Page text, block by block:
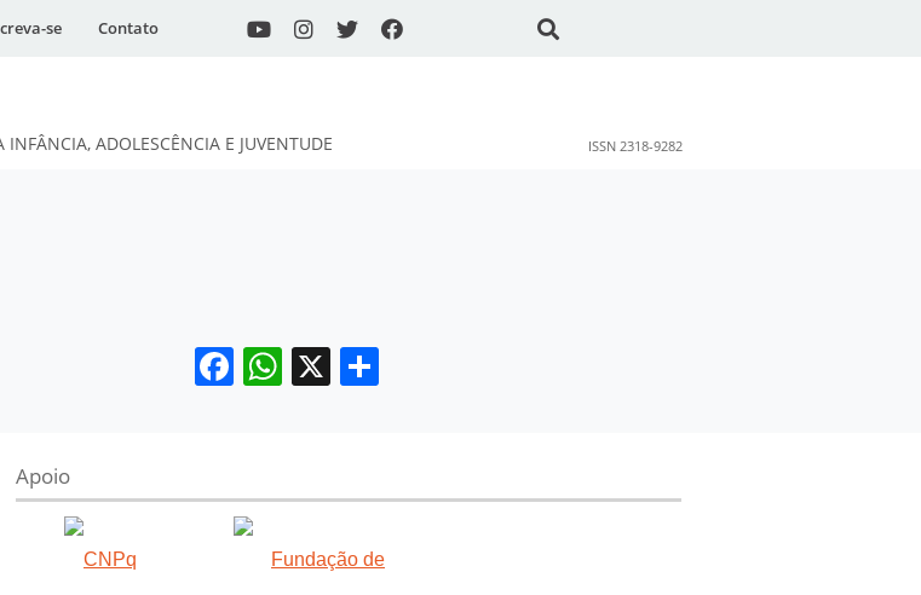
se Contato
INFÂNCIA, ADOLESCÊNCIA E JUVENTUDE ISSN 2318-9282
Facebook
WhatsApp
X
Apoio